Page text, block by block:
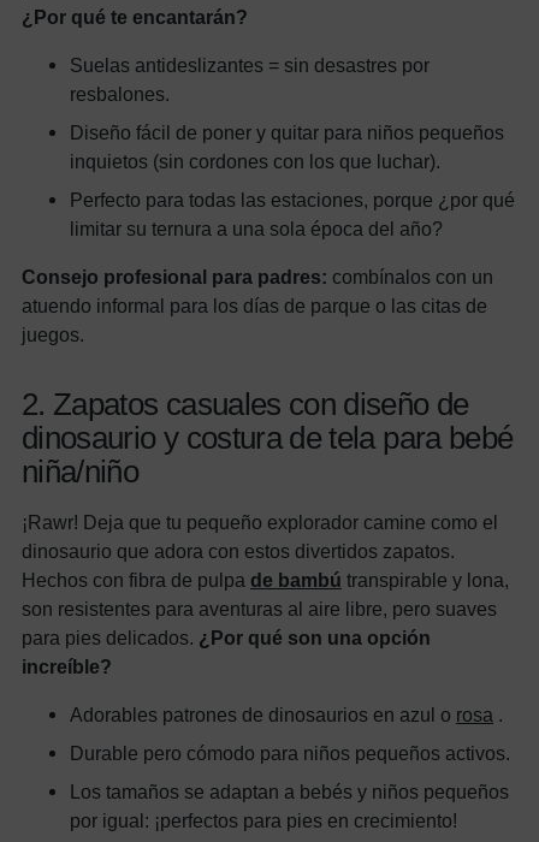
¿Por qué te encantarán?
Suelas antideslizantes = sin desastres por
resbalones.
Diseño fácil de poner y quitar para niños pequeños
inquietos (sin cordones con los que luchar).
Perfecto para todas las estaciones, porque ¿por qué
limitar su ternura a una sola época del año?
Consejo profesional para padres: combínalos con un
atuendo informal para los días de parque o las citas de
juegos.
2. Zapatos casuales con diseño de
dinosaurio y costura de tela para bebé
niña/niño
¡Rawr! Deja que tu pequeño explorador camine como el
dinosaurio que adora con estos divertidos zapatos.
Hechos con fibra de pulpa de bambú transpirable y lona, ​​
son resistentes para aventuras al aire libre, pero suaves
para pies delicados. ¿Por qué son una opción
increíble?
Adorables patrones de dinosaurios en azul o rosa .
Durable pero cómodo para niños pequeños activos.
Los tamaños se adaptan a bebés y niños pequeños
por igual: ¡perfectos para pies en crecimiento!